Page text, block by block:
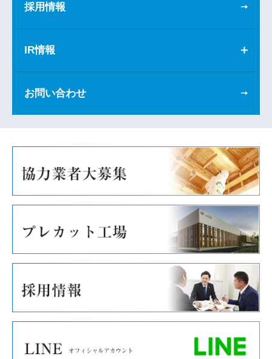
採用情報
IR情報
お問い合わせ